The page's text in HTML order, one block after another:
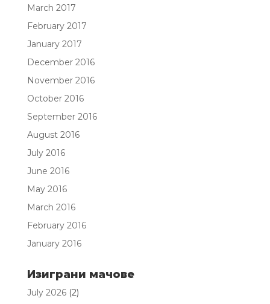
March 2017
February 2017
January 2017
December 2016
November 2016
October 2016
September 2016
August 2016
July 2016
June 2016
May 2016
March 2016
February 2016
January 2016
Изиграни мачове
July 2026(2)